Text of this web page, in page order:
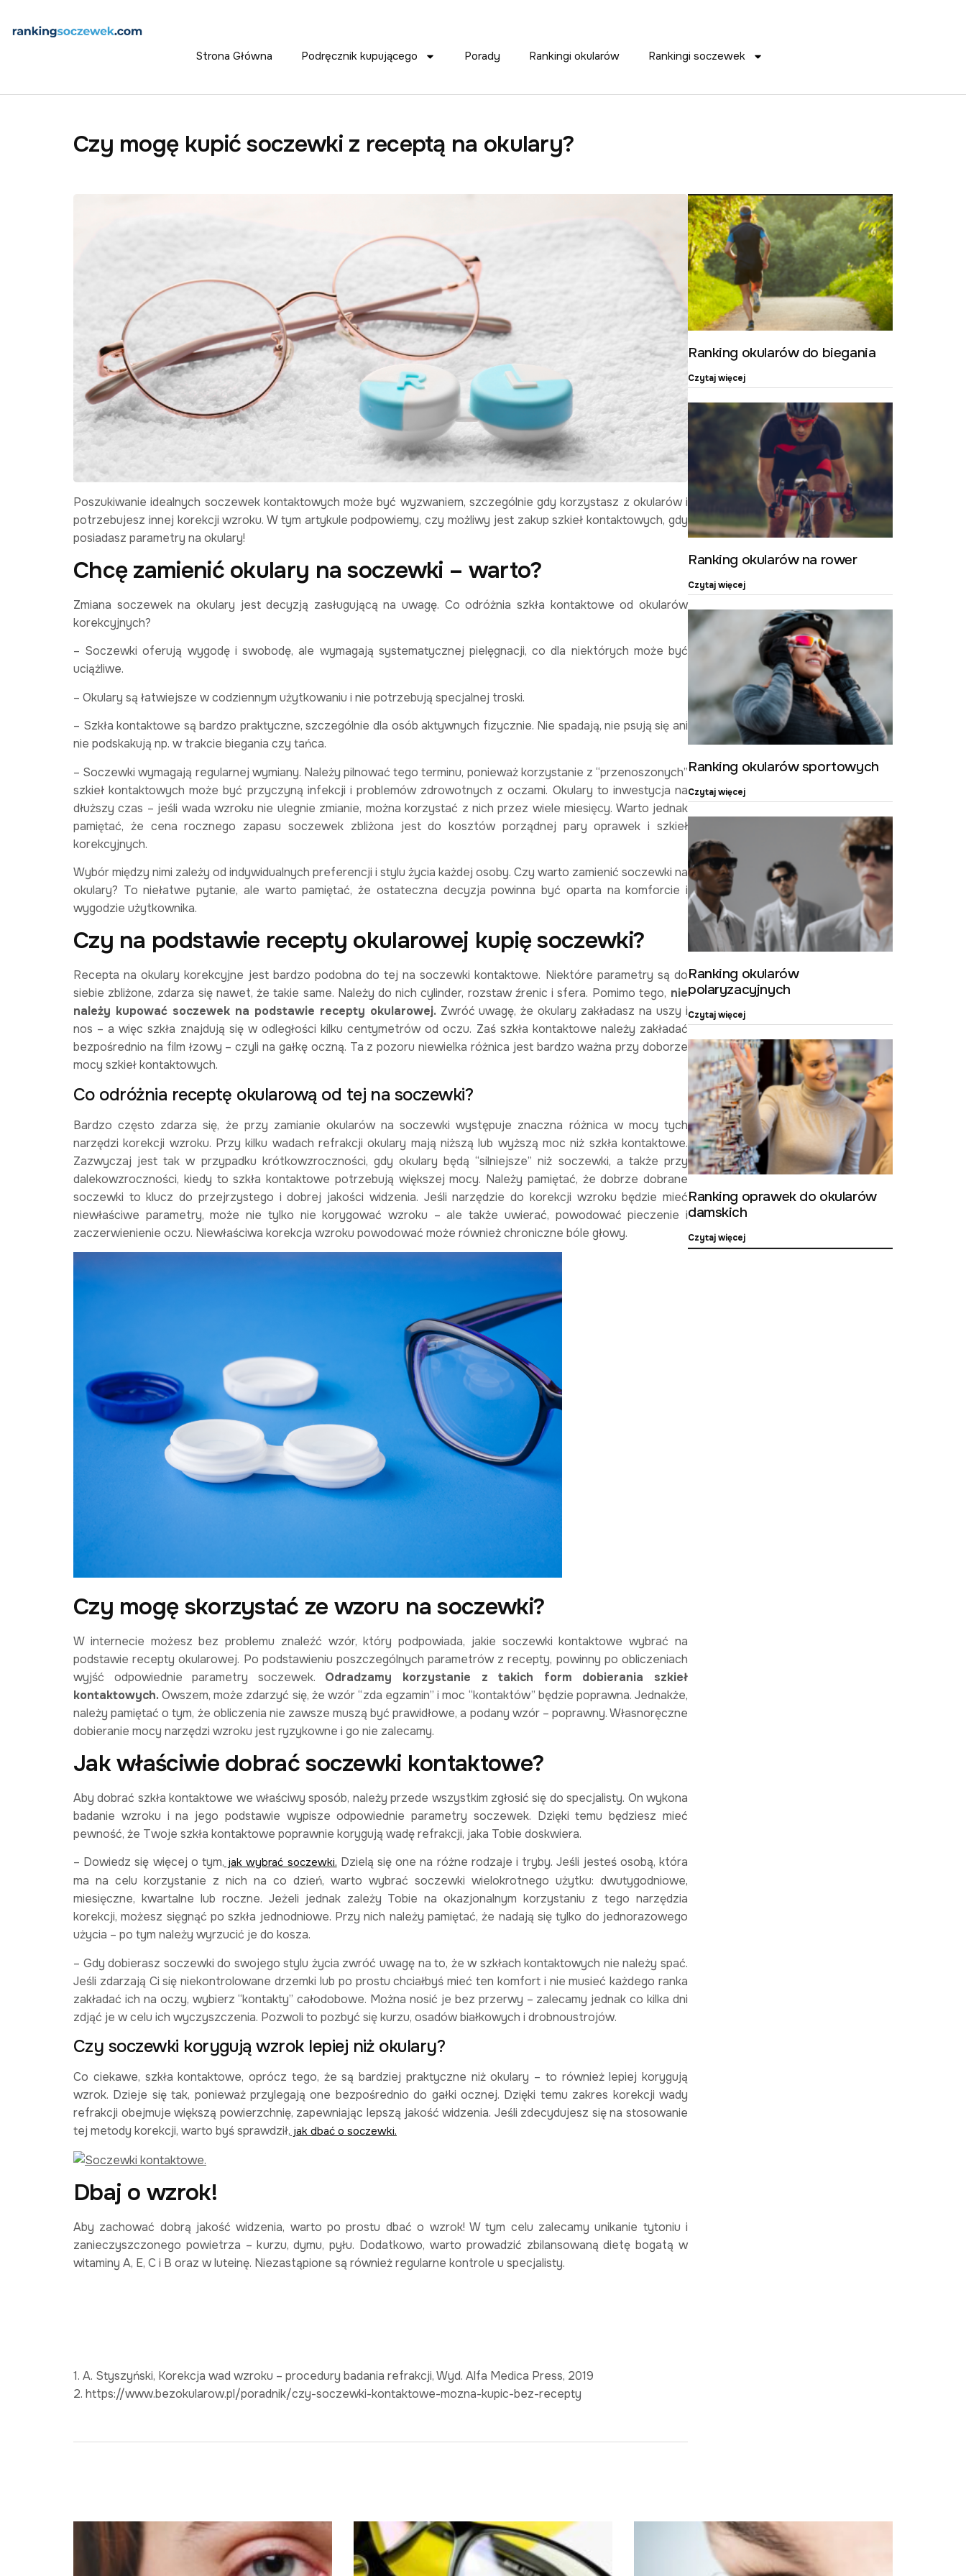
Strona Główna Podręcznik kupującego Porady Rankingi okularów Rankingi soczewek
Czy mogę kupić soczewki z receptą na okulary?
Poszukiwanie idealnych soczewek kontaktowych może być wyzwaniem, szczególnie gdy korzystasz z okularów i
potrzebujesz innej korekcji wzroku. W tym artykule podpowiemy, czy możliwy jest zakup szkieł kontaktowych, gdy
posiadasz parametry na okulary!
Chcę zamienić okulary na soczewki – warto?
Zmiana soczewek na okulary jest decyzją zasługującą na uwagę. Co odróżnia szkła kontaktowe od okularów
korekcyjnych?
– Soczewki oferują wygodę i swobodę, ale wymagają systematycznej pielęgnacji, co dla niektórych może być
uciążliwe.
– Okulary są łatwiejsze w codziennym użytkowaniu i nie potrzebują specjalnej troski.
– Szkła kontaktowe są bardzo praktyczne, szczególnie dla osób aktywnych fizycznie. Nie spadają, nie psują się ani
nie podskakują np. w trakcie biegania czy tańca.
– Soczewki wymagają regularnej wymiany. Należy pilnować tego terminu, ponieważ korzystanie z “przenoszonych”
szkieł kontaktowych może być przyczyną infekcji i problemów zdrowotnych z oczami. Okulary to inwestycja na
dłuższy czas – jeśli wada wzroku nie ulegnie zmianie, można korzystać z nich przez wiele miesięcy. Warto jednak
pamiętać, że cena rocznego zapasu soczewek zbliżona jest do kosztów porządnej pary oprawek i szkieł
korekcyjnych.
Wybór między nimi zależy od indywidualnych preferencji i stylu życia każdej osoby. Czy warto zamienić soczewki na
okulary? To niełatwe pytanie, ale warto pamiętać, że ostateczna decyzja powinna być oparta na komforcie i
wygodzie użytkownika.
Czy na podstawie recepty okularowej kupię soczewki?
Recepta na okulary korekcyjne jest bardzo podobna do tej na soczewki kontaktowe. Niektóre parametry są do
siebie zbliżone, zdarza się nawet, że takie same. Należy do nich cylinder, rozstaw źrenic i sfera. Pomimo tego, nie
należy kupować soczewek na podstawie recepty okularowej.Zwróć uwagę, że okulary zakładasz na uszy i
nos – a więc szkła znajdują się w odległości kilku centymetrów od oczu. Zaś szkła kontaktowe należy zakładać
bezpośrednio na film łzowy – czyli na gałkę oczną. Ta z pozoru niewielka różnica jest bardzo ważna przy doborze
mocy szkieł kontaktowych.
Co odróżnia receptę okularową od tej na soczewki?
Bardzo często zdarza się, że przy zamianie okularów na soczewki występuje znaczna różnica w mocy tych
narzędzi korekcji wzroku. Przy kilku wadach refrakcji okulary mają niższą lub wyższą moc niż szkła kontaktowe.
Zazwyczaj jest tak w przypadku krótkowzroczności, gdy okulary będą “silniejsze” niż soczewki, a także przy
dalekowzroczności, kiedy to szkła kontaktowe potrzebują większej mocy. Należy pamiętać, że dobrze dobrane
soczewki to klucz do przejrzystego i dobrej jakości widzenia. Jeśli narzędzie do korekcji wzroku będzie mieć
niewłaściwe parametry, może nie tylko nie korygować wzroku – ale także uwierać, powodować pieczenie i
zaczerwienienie oczu. Niewłaściwa korekcja wzroku powodować może również chroniczne bóle głowy.
Czy mogę skorzystać ze wzoru na soczewki?
W internecie możesz bez problemu znaleźć wzór, który podpowiada, jakie soczewki kontaktowe wybrać na
podstawie recepty okularowej. Po podstawieniu poszczególnych parametrów z recepty, powinny po obliczeniach
wyjść odpowiednie parametry soczewek. Odradzamy korzystanie z takich form dobierania szkieł
kontaktowych.Owszem, może zdarzyć się, że wzór “zda egzamin” i moc “kontaktów” będzie poprawna. Jednakże,
należy pamiętać o tym, że obliczenia nie zawsze muszą być prawidłowe, a podany wzór – poprawny. Własnoręczne
dobieranie mocy narzędzi wzroku jest ryzykowne i go nie zalecamy.
Jak właściwie dobrać soczewki kontaktowe?
Aby dobrać szkła kontaktowe we właściwy sposób, należy przede wszystkim zgłosić się do specjalisty. On wykona
badanie wzroku i na jego podstawie wypisze odpowiednie parametry soczewek. Dzięki temu będziesz mieć
pewność, że Twoje szkła kontaktowe poprawnie korygują wadę refrakcji, jaka Tobie doskwiera.
– Dowiedz się więcej o tym, jak wybrać soczewki. Dzielą się one na różne rodzaje i tryby. Jeśli jesteś osobą, która
ma na celu korzystanie z nich na co dzień, warto wybrać soczewki wielokrotnego użytku: dwutygodniowe,
miesięczne, kwartalne lub roczne. Jeżeli jednak zależy Tobie na okazjonalnym korzystaniu z tego narzędzia
korekcji, możesz sięgnąć po szkła jednodniowe. Przy nich należy pamiętać, że nadają się tylko do jednorazowego
użycia – po tym należy wyrzucić je do kosza.
– Gdy dobierasz soczewki do swojego stylu życia zwróć uwagę na to, że w szkłach kontaktowych nie należy spać.
Jeśli zdarzają Ci się niekontrolowane drzemki lub po prostu chciałbyś mieć ten komfort i nie musieć każdego ranka
zakładać ich na oczy, wybierz “kontakty” całodobowe. Można nosić je bez przerwy – zalecamy jednak co kilka dni
zdjąć je w celu ich wyczyszczenia. Pozwoli to pozbyć się kurzu, osadów białkowych i drobnoustrojów.
Czy soczewki korygują wzrok lepiej niż okulary?
Co ciekawe, szkła kontaktowe, oprócz tego, że są bardziej praktyczne niż okulary – to również lepiej korygują
wzrok. Dzieje się tak, ponieważ przylegają one bezpośrednio do gałki ocznej. Dzięki temu zakres korekcji wady
refrakcji obejmuje większą powierzchnię, zapewniając lepszą jakość widzenia. Jeśli zdecydujesz się na stosowanie
tej metody korekcji, warto byś sprawdził, jak dbać o soczewki.
Dbaj o wzrok!
Aby zachować dobrą jakość widzenia, warto po prostu dbać o wzrok! W tym celu zalecamy unikanie tytoniu i
zanieczyszczonego powietrza – kurzu, dymu, pyłu. Dodatkowo, warto prowadzić zbilansowaną dietę bogatą w
witaminy A, E, C i B oraz w luteinę. Niezastąpione są również regularne kontrole u specjalisty.
1. A. Styszyński, Korekcja wad wzroku – procedury badania refrakcji, Wyd. Alfa Medica Press, 2019
2. https://www.bezokularow.pl/poradnik/czy-soczewki-kontaktowe-mozna-kupic-bez-recepty
Ranking okularów do biegania
Czytaj więcej
Ranking okularów na rower
Czytaj więcej
Ranking okularów sportowych
Czytaj więcej
Ranking okularów
polaryzacyjnych
Czytaj więcej
Ranking oprawek do okularów
damskich
Czytaj więcej